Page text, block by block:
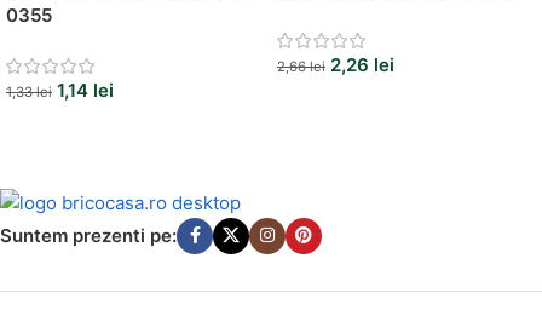
0355
1,33lei 1,14 lei
2,66lei 2,26 lei
Suntem prezenti pe: